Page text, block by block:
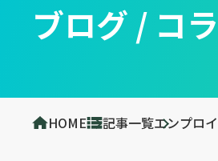
ブログ / コ
HOME 記事一覧エンプロ